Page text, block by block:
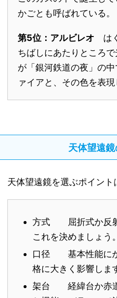
かごとも呼ばれている。
第5位：アルビレオ は
ちばしにあたりところ
が「銀河鉄道の夜」の
ァイアと、その色を表現
天体望遠
天体望遠鏡を選ぶポイント
方式 屈折式か反射
これを決めましょう。
口径 基本性能に
格に大きく影響しま
架台 経緯台か赤道